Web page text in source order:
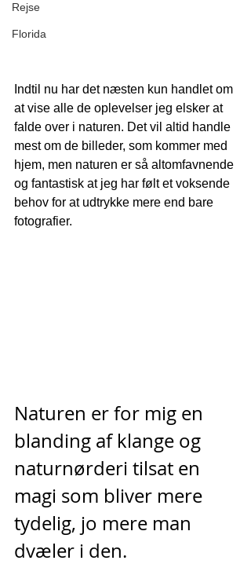
Rejse
Florida
Indtil nu har det næsten kun handlet om
at vise alle de oplevelser jeg elsker at
falde over i naturen. Det vil altid handle
mest om de billeder, som kommer med
hjem, men naturen er så altomfavnende
og fantastisk at jeg har følt et voksende
behov for at udtrykke mere end bare
fotografier.
Naturen er for mig en
blanding af klange og
naturnørderi tilsat en
magi som bliver mere
tydelig, jo mere man
dvæler i den.